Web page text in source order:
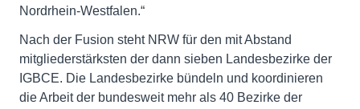
Nordrhein-Westfalen.“
Nach der Fusion steht NRW für den mit Abstand
mitgliederstärksten der dann sieben Landesbezirke der
IGBCE. Die Landesbezirke bündeln und koordinieren
die Arbeit der bundesweit mehr als 40 Bezirke der